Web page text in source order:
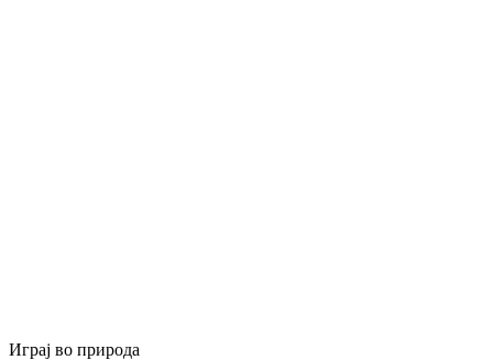
Играј во природа